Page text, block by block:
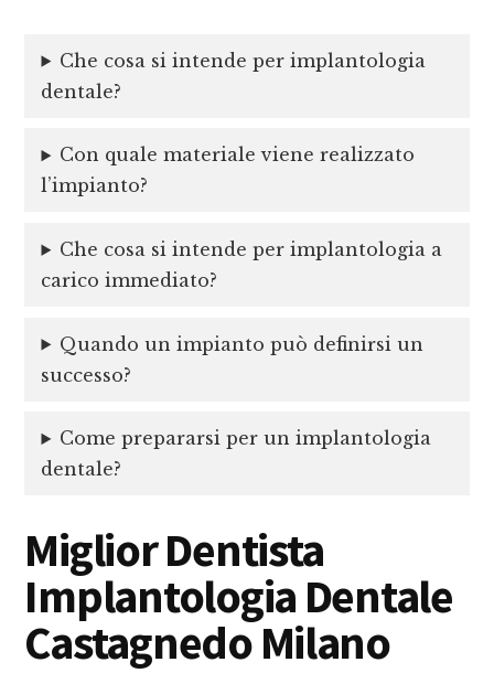
Che cosa si intende per implantologia
dentale?
Con quale materiale viene realizzato
l’impianto?
Che cosa si intende per implantologia a
carico immediato?
Quando un impianto può definirsi un
successo?
Come prepararsi per un implantologia
dentale?
Miglior Dentista
Implantologia Dentale
Castagnedo Milano